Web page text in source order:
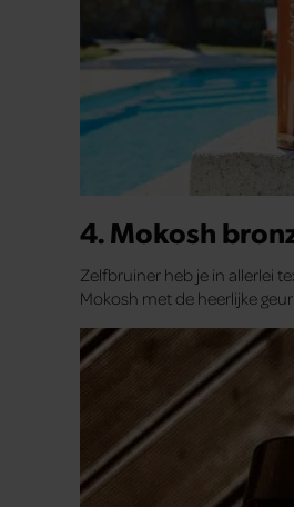
4. Mokosh
Zelfbruiner heb je in allerlei
Mokosh met de heerlijke